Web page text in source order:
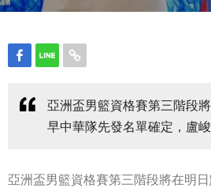
亞洲盃男籃資格賽第三階段
早中華隊先發名單確定，盧
亞洲盃男籃資格賽第三階段將在明